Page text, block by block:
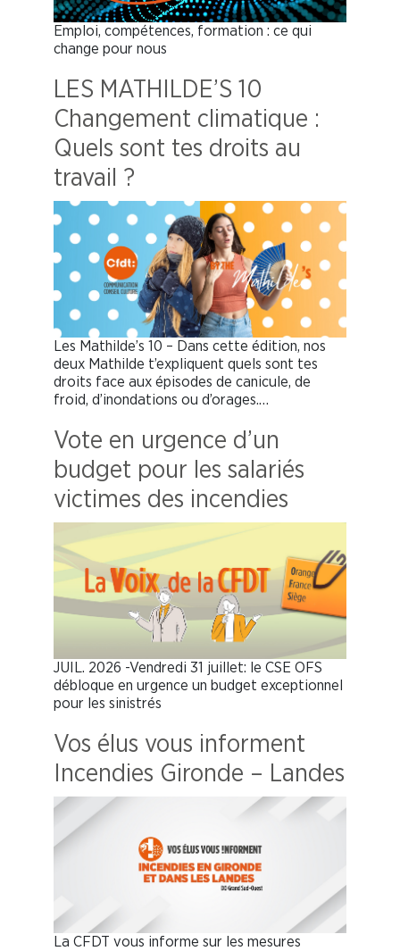
Emploi, compétences, formation : ce qui
change pour nous
LES MATHILDE’S 10
Changement climatique :
Quels sont tes droits au
travail ?
Les Mathilde’s 10 – Dans cette édition, nos
deux Mathilde t’expliquent quels sont tes
droits face aux épisodes de canicule, de
froid, d’inondations ou d’orages.…
Vote en urgence d’un
budget pour les salariés
victimes des incendies
JUIL. 2026 -Vendredi 31 juillet: le CSE OFS
débloque en urgence un budget exceptionnel
pour les sinistrés
Vos élus vous informent
Incendies Gironde – Landes
La CFDT vous informe sur les mesures